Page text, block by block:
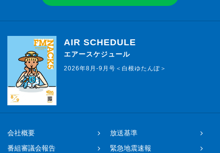
AIR SCHEDULE
エアースケジュール
2026年8月-9月号＜白根ゆたんぽ＞
会社概要
放送基準
番組審議会報告
緊急地震速報